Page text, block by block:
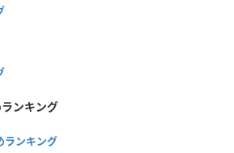
ンキング
ランキング